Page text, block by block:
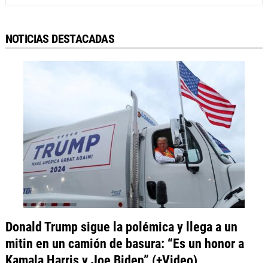
NOTICIAS DESTACADAS
Donald Trump sigue la polémica y llega a un
mitin en un camión de basura: “Es un honor a